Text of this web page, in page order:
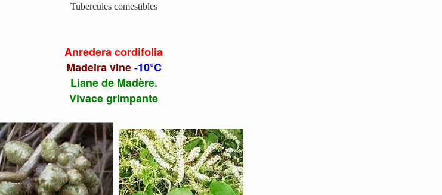
Tubercules comestibles
Anredera cordifolia
Madeira vine -10°C
Liane de Madère.
Vivace grimpante